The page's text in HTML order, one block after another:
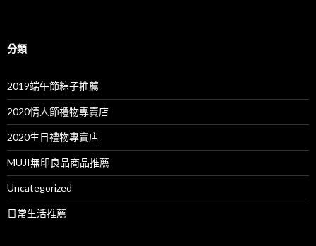
分類
2019端午節粽子推薦
2020情人節禮物專賣店
2020生日禮物專賣店
MUJI無印良品商品推薦
Uncategorized
日常生活推薦